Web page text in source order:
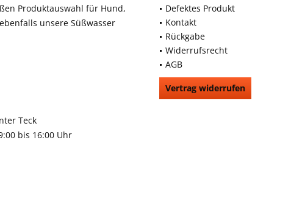
Produktauswahl für Hund,
unsere Süßwasser
unter Teck
bis 16:00 Uhr
Defektes Produkt
Kontakt
Rückgabe
Widerrufsrecht
AGB
Vertrag widerrufen